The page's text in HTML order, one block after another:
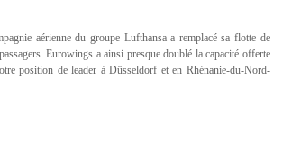
aérienne du groupe Lufthansa a remplacé sa flotte de
Eurowings a ainsi presque doublé la capacité offerte
position de leader à Düsseldorf et en Rhénanie-du-Nord-